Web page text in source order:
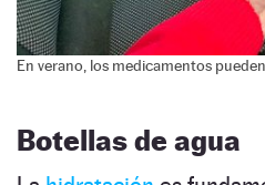
En verano, los medicamentos
Botellas de agua